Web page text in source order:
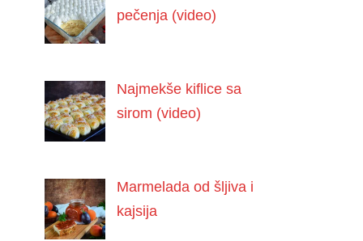
pečenja (video)
Najmekše kiflice sa
sirom (video)
Marmelada od šljiva i
kajsija